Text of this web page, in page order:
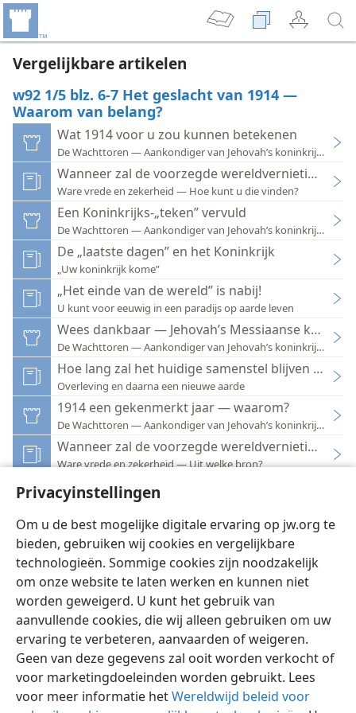
Privacyinstellingen
Om u de best mogelijke digitale ervaring op jw.org te
bieden, gebruiken wij cookies en vergelijkbare
technologieën. Sommige cookies zijn noodzakelijk
om onze website te laten werken en kunnen niet
worden geweigerd. U kunt het gebruik van
aanvullende cookies, die wij alleen gebruiken om uw
ervaring te verbeteren, aanvaarden of weigeren.
Geen van deze gegevens zal ooit worden verkocht of
voor marketingdoeleinden worden gebruikt. Lees
voor meer informatie hetWereldwijd beleid voor
Vergelijkbare artikelen
w92 1/5 blz. 6-7 Het geslacht van 1914 —
Waarom van belang?
Wat 1914 voor u zou kunnen betekenen
De Wachttoren — Aankondiger van Jehovah’s koninkrijk 1984
Wanneer zal de voorzegde wereldvernietiging
Ware vrede en zekerheid — Hoe kunt u die vinden?
Een Koninkrijks-„teken” vervuld
De Wachttoren — Aankondiger van Jehovah’s koninkrijk 1978
De „laatste dagen” en het Koninkrijk
„Uw koninkrijk kome”
„Het einde van de wereld” is nabij!
U kunt voor eeuwig in een paradijs op aarde leven
Wees dankbaar — Jehovah’s Messiaanse
De Wachttoren — Aankondiger van Jehovah’s koninkrijk 1990
Hoe lang zal het huidige samenstel blijven
Overleving en daarna een nieuwe aarde
1914 een gekenmerkt jaar — waarom?
De Wachttoren — Aankondiger van Jehovah’s koninkrijk 1984
Wanneer zal de voorzegde wereldvernietiging
Ware vrede en zekerheid — Uit welke bron?
1914 — een gekenmerkt jaar
De Wachttoren — Aankondiger van Jehovah’s koninkrijk 1969
Nederlands Instellingen
Copyright© 2026 Watch Tower Bible and Tract Society of Pennsylvania
Gebruiksvoorwaarden Privacybeleid
Privacyinstellingen
JW.ORG
Inloggen